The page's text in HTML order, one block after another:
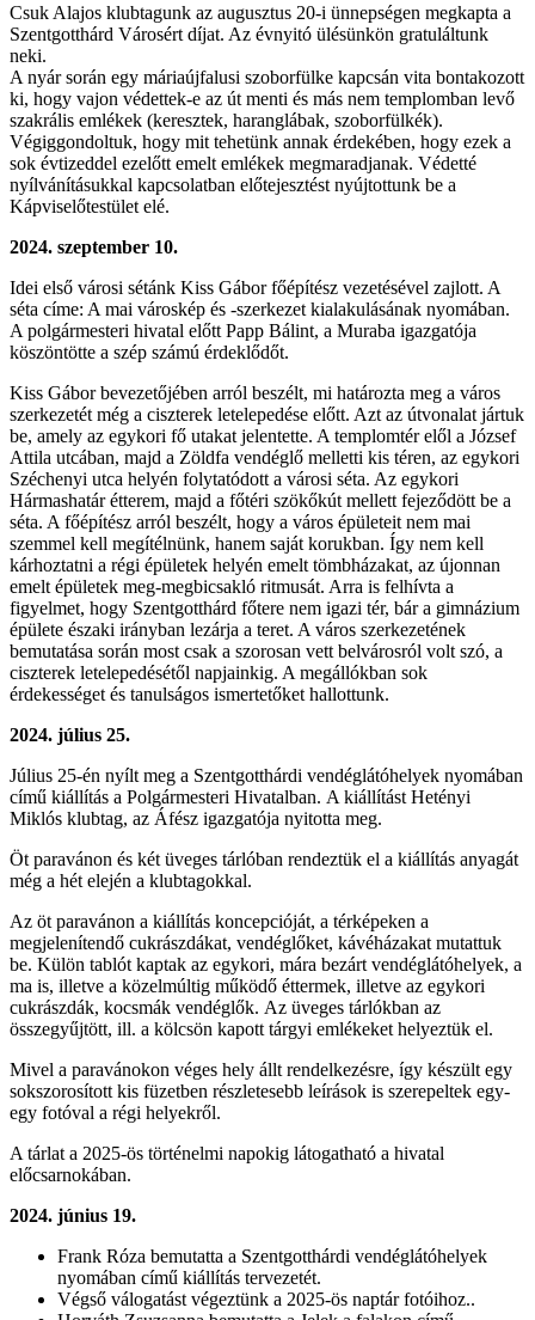
Csuk Alajos klubtagunk az augusztus 20-i ünnepségen megkapta a
Szentgotthárd Városért díjat. Az évnyitó ülésünkön gratuláltunk
neki.
A nyár során egy máriaújfalusi szoborfülke kapcsán vita bontakozott
ki, hogy vajon védettek-e az út menti és más nem templomban levő
szakrális emlékek (keresztek, haranglábak, szoborfülkék).
Végiggondoltuk, hogy mit tehetünk annak érdekében, hogy ezek a
sok évtizeddel ezelőtt emelt emlékek megmaradjanak. Védetté
nyílvánításukkal kapcsolatban előtejesztést nyújtottunk be a
Kápviselőtestület elé.
2024. szeptember 10.
Idei első városi sétánk Kiss Gábor főépítész vezetésével zajlott. A
séta címe: A mai városkép és -szerkezet kialakulásának nyomában.
A polgármesteri hivatal előtt Papp Bálint, a Muraba igazgatója
köszöntötte a szép számú érdeklődőt.
Kiss Gábor bevezetőjében arról beszélt, mi határozta meg a város
szerkezetét még a ciszterek letelepedése előtt. Azt az útvonalat jártuk
be, amely az egykori fő utakat jelentette. A templomtér elől a József
Attila utcában, majd a Zöldfa vendéglő melletti kis téren, az egykori
Széchenyi utca helyén folytatódott a városi séta. Az egykori
Hármashatár étterem, majd a főtéri szökőkút mellett fejeződött be a
séta. A főépítész arról beszélt, hogy a város épületeit nem mai
szemmel kell megítélnünk, hanem saját korukban. Így nem kell
kárhoztatni a régi épületek helyén emelt tömbházakat, az újonnan
emelt épületek meg-megbicsakló ritmusát. Arra is felhívta a
figyelmet, hogy Szentgotthárd főtere nem igazi tér, bár a gimnázium
épülete északi irányban lezárja a teret. A város szerkezetének
bemutatása során most csak a szorosan vett belvárosról volt szó, a
ciszterek letelepedésétől napjainkig. A megállókban sok
érdekességet és tanulságos ismertetőket hallottunk.
2024. július 25.
Július 25-én nyílt meg a Szentgotthárdi vendéglátóhelyek nyomában
című kiállítás a Polgármesteri Hivatalban. A kiállítást Hetényi
Miklós klubtag, az Áfész igazgatója nyitotta meg.
Öt paravánon és két üveges tárlóban rendeztük el a kiállítás anyagát
még a hét elején a klubtagokkal.
Az öt paravánon a kiállítás koncepcióját, a térképeken a
megjelenítendő cukrászdákat, vendéglőket, kávéházakat mutattuk
be. Külön tablót kaptak az egykori, mára bezárt vendéglátóhelyek, a
ma is, illetve a közelmúltig működő éttermek, illetve az egykori
cukrászdák, kocsmák vendéglők. Az üveges tárlókban az
összegyűjtött, ill. a kölcsön kapott tárgyi emlékeket helyeztük el.
Mivel a paravánokon véges hely állt rendelkezésre, így készült egy
sokszorosított kis füzetben részletesebb leírások is szerepeltek egy-
egy fotóval a régi helyekről.
A tárlat a 2025-ös történelmi napokig látogatható a hivatal
előcsarnokában.
2024. június 19.
Frank Róza bemutatta a Szentgotthárdi vendéglátóhelyek
nyomában című kiállítás tervezetét.
Végső válogatást végeztünk a 2025-ös naptár fotóihoz..